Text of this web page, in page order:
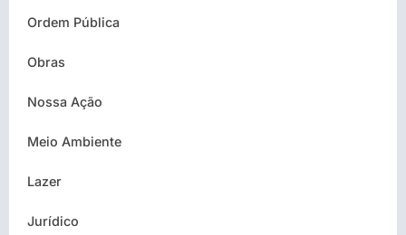
Ordem Pública
Obras
Nossa Ação
Meio Ambiente
Lazer
Jurídico